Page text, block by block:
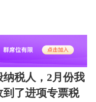
税人，2月份我
了进项专票税